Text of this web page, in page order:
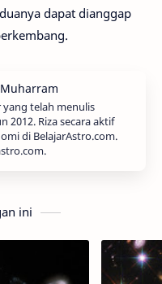
dapat dianggap
yang telah menulis
2012. Riza secara aktif
di BelajarAstro.com.
ini